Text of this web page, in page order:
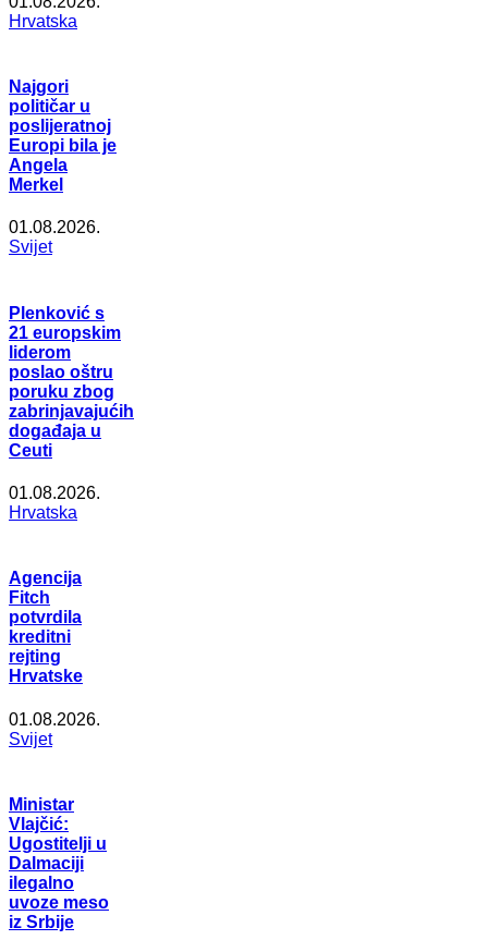
Hrvatska
Najgori
političar u
poslijeratnoj
Europi bila je
Angela
Merkel
01.08.2026.
Svijet
Plenković s
21 europskim
liderom
poslao oštru
poruku zbog
zabrinjavajućih
događaja u
Ceuti
01.08.2026.
Hrvatska
Agencija
Fitch
potvrdila
kreditni
rejting
Hrvatske
01.08.2026.
Svijet
Ministar
Vlajčić:
Ugostitelji u
Dalmaciji
ilegalno
uvoze meso
iz Srbije